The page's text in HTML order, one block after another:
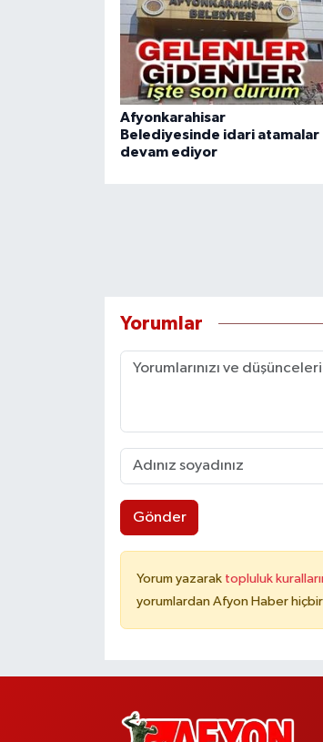
Afyonkarahisar
Belediyesinde idari atamalar
devam ediyor
Yorumlar
Gönder
Yorum yazarak topluluk
yorumlardan Afyon Haber